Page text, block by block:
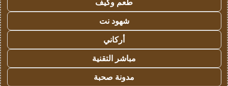
طعم وكيف
شهود نت
أركاني
مباشر التقنية
مدونة صحبة